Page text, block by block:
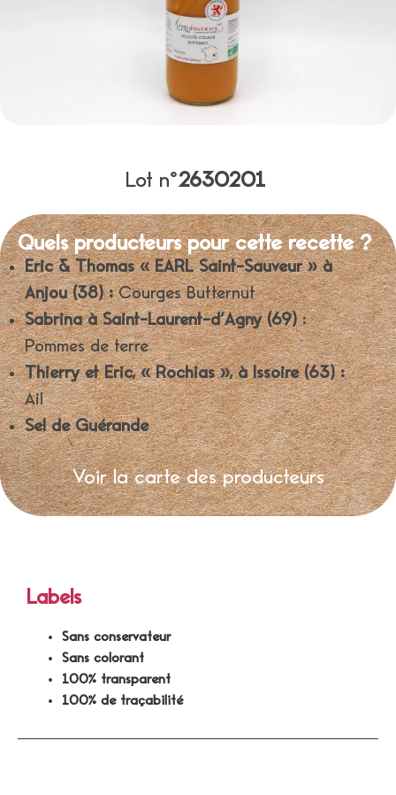
Lot n°2630201
Quels producteurs pour cette recette ?
Eric & Thomas « EARL Saint-Sauveur » à
Anjou (38) :Courges Butternut
Sabrina à Saint-Laurent-d’Agny (69):
Pommes de terre
Thierry et Eric, « Rochias », à Issoire (63) :
Ail
Sel de Guérande
Voir la carte des producteurs
Labels
Sans conservateur
Sans colorant
100% transparent
100% de traçabilité